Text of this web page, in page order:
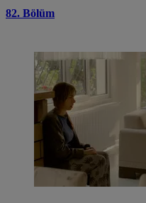
82. Bölüm